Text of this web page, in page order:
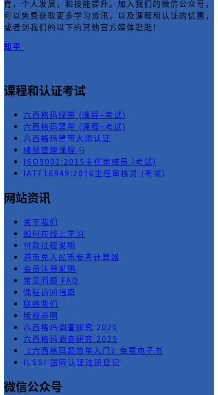
育，个人发展，和技能提升。加入我们的微信公众号，
可以免费获取更多学习资讯，以及课程和认证的优惠，
或者到我们的以下的其他官方媒体逛逛！
知乎
课程和认证考试
六西格玛绿带 (课程+考试)
六西格玛黑带 (课程+考试)
六西格玛黑带大师认证
精益管理课程 ⍇
ISO9001:2015主任审核员 (考试)
IATF16949:2016主任审核员 (考试)
网站资讯
关于我们
如何在线上学习
付款过程说明
港币兑人民币参考计算器
会员注册说明
常见问题 FAQ
课程访问指南
联络我们
版权声明
六西格玛调查研究 2020
六西格玛调查研究 2025
《六西格玛超简单入门》免费电子书
ILSSI 国际认证注册登记
微信公众号